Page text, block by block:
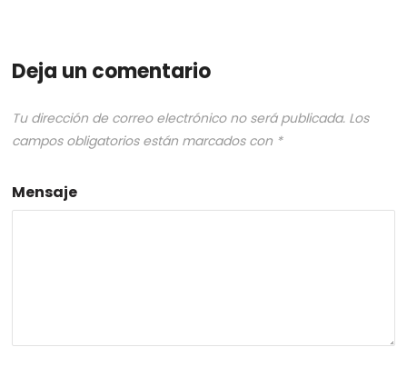
Deja un comentario
Tu dirección de correo electrónico no será publicada. Los
campos obligatorios están marcados con *
Mensaje